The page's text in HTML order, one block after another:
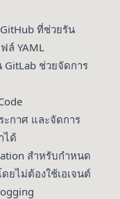
ที่ช่วยรัน
ล์ YAML
GitLab ช่วยจัดการ
ะกาศ และจัดการ
ได้
สำหรับกำหนด
ยไม่ต้องใช้เอเจนต์